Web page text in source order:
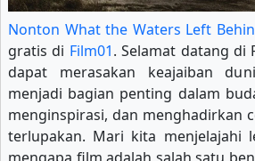
Nonton What the Waters Left
gratis di Film01. Selamat datang di
dapat merasakan keajaiban
menjadi bagian penting dalam
menginspirasi, dan menghadirkan
terlupakan. Mari kita menjelajahi